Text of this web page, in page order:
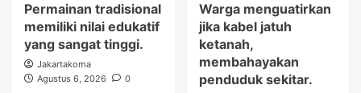
Permainan tradisional
memiliki nilai edukatif
yang sangat tinggi.
Jakartakoma
Agustus 6, 2026
0
Warga menguatirkan
jika kabel jatuh
ketanah,
membahayakan
penduduk sekitar.